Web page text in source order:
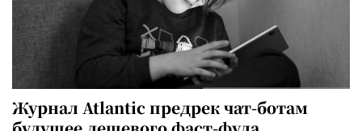
Журнал Atlantic предрек чат-ботам